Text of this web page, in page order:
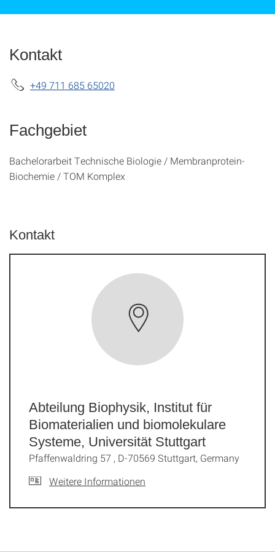
Kontakt
+49 711 685 65020
Fachgebiet
Bachelorarbeit Technische Biologie / Membranprotein-
Biochemie / TOM Komplex
Kontakt
Abteilung Biophysik, Institut für
Biomaterialien und biomolekulare
Systeme, Universität Stuttgart
Pfaffenwaldring 57 , D-70569 Stuttgart, Germany
Weitere Informationen